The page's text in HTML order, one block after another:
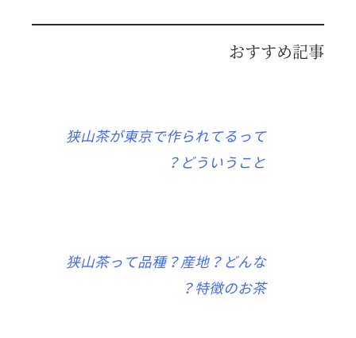
おすすめ記事
狭山茶が東京で作られてるって
どういうこと？
狭山茶って品種？産地？どんな
特徴のお茶？